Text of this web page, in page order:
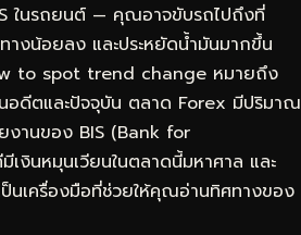
ในรถยนต์ — คุณอาจขับรถไปถึงที่
างน้อยลง และประหยัดน้ำมันมากขึ้น
to spot trend change หมายถึง
นอดีตและปัจจุบัน ตลาด Forex มีปริมาณ
งานของ BIS (Bank for
นหมุนเวียนในตลาดนี้มหาศาล และ
ครื่องมือที่ช่วยให้คุณอ่านทิศทางของ